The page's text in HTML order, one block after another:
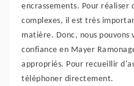
encrassements. Pour
complexes, il est très
matière. Donc, nous pouvons
confiance en Mayer
appropriés. Pour recueillir
téléphoner directement.